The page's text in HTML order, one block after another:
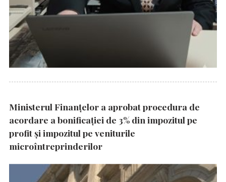
Ministerul Finanțelor a aprobat procedura de
acordare a bonificației de 3% din impozitul pe
profit și impozitul pe veniturile
microîntreprinderilor